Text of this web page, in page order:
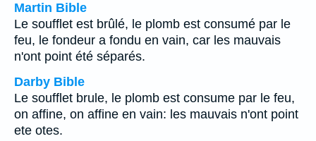
Martin Bible
Le soufflet est brûlé, le plomb est consumé par le
feu, le fondeur a fondu en vain, car les mauvais
n'ont point été séparés.
Darby Bible
Le soufflet brule, le plomb est consume par le feu,
on affine, on affine en vain: les mauvais n'ont point
ete otes.